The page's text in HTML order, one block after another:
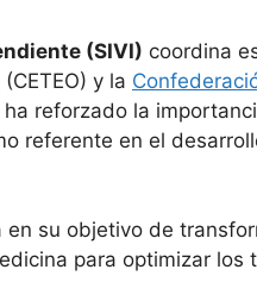
(SIVI) coordina
(CETEO) y la
ha reforzado la
referente en el
en su objetivo de
para optimizar